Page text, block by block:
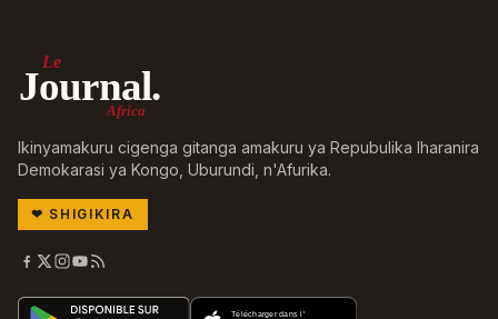
Le
Journal.
Africa
Ikinyamakuru cigenga gitanga amakuru ya Repubulika Iharanira
Demokarasi ya Kongo, Uburundi, n'Afurika.
❤ SHIGIKIRA